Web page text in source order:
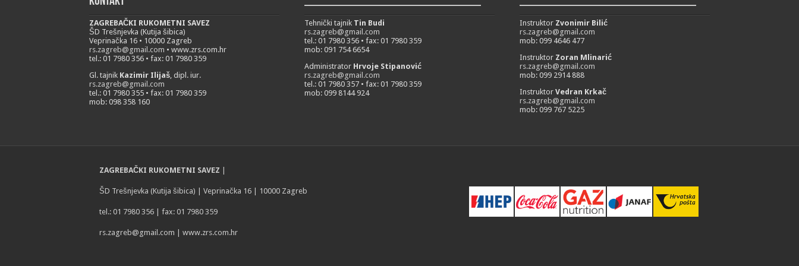
ZAGREBAČKI RUKOMETNI SAVEZ
ŠD Trešnjevka (Kutija šibica)
Veprinačka 16 • 10000 Zagreb
rs.zagreb@gmail.com • www.zrs.com.hr
tel.: 01 7980 356 • fax: 01 7980 359
Gl. tajnik Kazimir Ilijaš, dipl. iur.
rs.zagreb@gmail.com
tel.: 01 7980 355 • fax: 01 7980 359
mob: 098 358 160
Tehnički tajnik Tin Budi
rs.zagreb@gmail.com
tel.: 01 7980 356 • fax: 01 7980 359
mob: 091 754 6654
Administrator Hrvoje Stipanović
rs.zagreb@gmail.com
tel.: 01 7980 357 • fax: 01 7980 359
mob: 099 8144 924
Instruktor Zvonimir Bilić
rs.zagreb@gmail.com
mob: 099 4646 477
Instruktor Zoran Mlinarić
rs.zagreb@gmail.com
mob: 099 2914 888
Instruktor Vedran Krkač
rs.zagreb@gmail.com
mob: 099 767 5225
ZAGREBAČKI RUKOMETNI SAVEZ
ŠD Trešnjevka (Kutija šibica) | Veprinačka 16 | 10000 Zagreb
tel.: 01 7980 356 | fax: 01 7980 359
rs.zagreb@gmail.com | www.zrs.com.hr